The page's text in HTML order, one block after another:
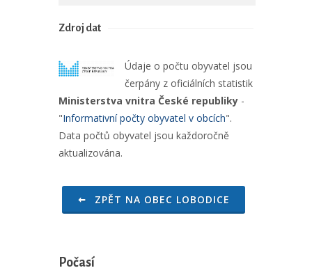
Zdroj dat
Údaje o počtu obyvatel jsou
čerpány z oficiálních statistik
Ministerstva vnitra České republiky -
"Informativní počty obyvatel v obcích".
Data počtů obyvatel jsou každoročně
aktualizována.
ZPĚT NA OBEC LOBODICE
Počasí